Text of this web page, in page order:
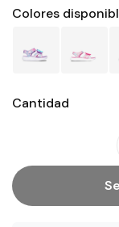
Colores
Cantidad